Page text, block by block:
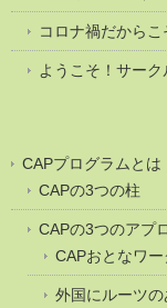
コロナ禍だからこ
ようこそ！サー
CAPプログラムとは
CAPの3つの柱
CAPの3つのアプ
CAPおとなワ
外国にルーツ